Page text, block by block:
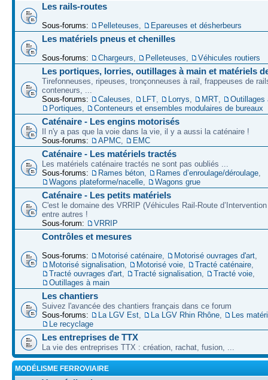
Les rails-routes
Sous-forums: Pelleteuses Epareuses et désherbeurs
Les matériels pneus et chenilles
Sous-forums: Chargeurs Pelleteuses Véhicules routiers
Les portiques, lorries, outillages à main et matériels
Tirefonneuses, ripeuses, tronçonneuses à rail, frappeuses de
conteneurs, ...
Sous-forums:
Caleuses LFT Lorrys MRT
Outillages
Portiques
Conteneurs et ensembles modulaires de bureaux
Caténaire - Les engins motorisés
Il n'y a pas que la voie dans la vie, il y a aussi la caténaire !
Sous-forums:
APMC EMC
Caténaire - Les matériels tractés
Les matériels caténaire tractés ne sont pas oubliés ...
Sous-forums:
Rames béton Rames d’enroulage/déroulage
Wagons plateforme/nacelle
Wagons grue
Caténaire - Les petits matériels
C'est le domaine des VRRIP (Véhicules Rail-Route
entre autres !
Sous-forum:
VRRIP
Contrôles et mesures
Sous-forums: Motorisé caténaire Motorisé ouvrages d'art
Motorisé signalisation
Motorisé voie Tracté caténaire
Tracté ouvrages d'art
Tracté signalisation Tracté voie
Outillages à main
Les chantiers
Suivez l'avancée des chantiers français dans ce forum
Sous-forums:
La LGV Est La LGV Rhin Rhône
Les
Le recyclage
Les entreprises de TTX
La vie des entreprises TTX : création, rachat, fusion, ...
MODÉLISME FERROVIAIRE